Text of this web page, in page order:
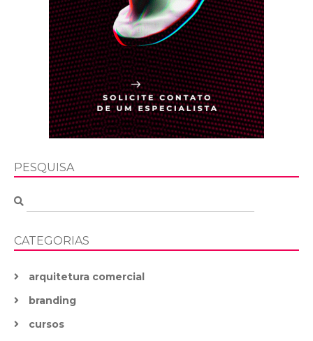
PESQUISA
CATEGORIAS
arquitetura comercial
branding
cursos